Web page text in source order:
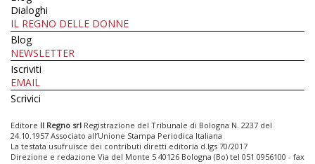
Dialoghi
IL REGNO DELLE DONNE
Blog
NEWSLETTER
Iscriviti
EMAIL
Scrivici
Editore Il Regno srl Registrazione del Tribunale di Bologna N. 2237 del
24.10.1957 Associato all’Unione Stampa Periodica Italiana
La testata usufruisce dei contributi diretti editoria d.lgs 70/2017
Direzione e redazione Via del Monte 5 40126 Bologna (Bo) tel 051 0956100 - fax